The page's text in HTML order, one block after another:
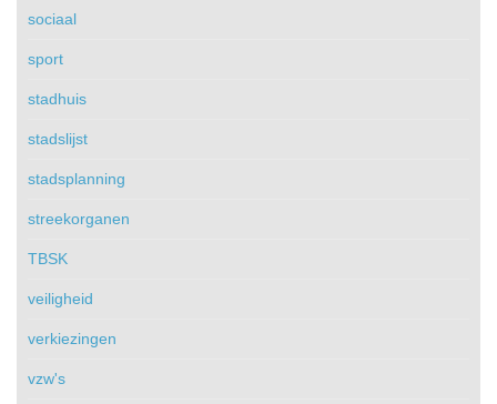
sociaal
sport
stadhuis
stadslijst
stadsplanning
streekorganen
TBSK
veiligheid
verkiezingen
vzw's